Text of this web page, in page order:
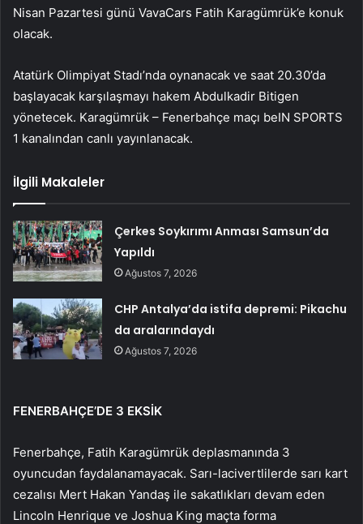
Nisan Pazartesi günü VavaCars Fatih Karagümrük’e konuk
olacak.
Atatürk Olimpiyat Stadı’nda oynanacak ve saat 20.30’da
başlayacak karşılaşmayı hakem Abdulkadir Bitigen
yönetecek. Karagümrük – Fenerbahçe maçı beIN SPORTS
1 kanalından canlı yayınlanacak.
İlgili Makaleler
Çerkes Soykırımı Anması Samsun’da
Yapıldı
Ağustos 7, 2026
CHP Antalya’da istifa depremi: Pikachu
da aralarındaydı
Ağustos 7, 2026
FENERBAHÇE’DE 3 EKSİK
Fenerbahçe, Fatih Karagümrük deplasmanında 3
oyuncudan faydalanamayacak. Sarı-lacivertlilerde sarı kart
cezalısı Mert Hakan Yandaş ile sakatlıkları devam eden
Lincoln Henrique ve Joshua King maçta forma